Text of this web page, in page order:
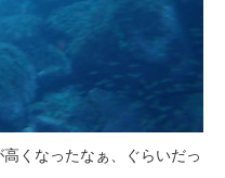
くなったなぁ、ぐらいだっ